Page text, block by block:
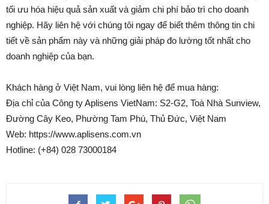
tối ưu hóa hiệu quả sản xuất và giảm chi phí bảo trì cho doanh
nghiệp. Hãy liên hệ với chúng tôi ngay để biết thêm thông tin chi
tiết về sản phẩm này và những giải pháp đo lường tốt nhất cho
doanh nghiệp của bạn.
Khách hàng ở Việt Nam, vui lòng liên hệ để mua hàng:
Địa chỉ của Công ty Aplisens VietNam: S2-G2, Toà Nhà Sunview,
Đường Cây Keo, Phường Tam Phú, Thủ Đức, Việt Nam
Web: https://www.aplisens.com.vn
Hotline: (+84) 028 73000184